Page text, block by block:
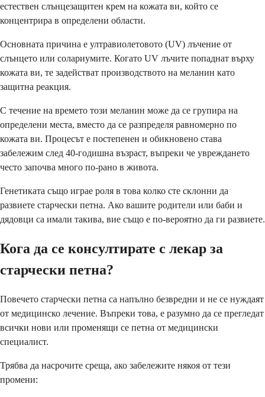
естествен слънцезащитен крем на кожата ви, който се
концентрира в определени области.
Основната причина е ултравиолетовото (UV) лъчение от
слънцето или солариумите. Когато UV лъчите попаднат върху
кожата ви, те задействат производството на меланин като
защитна реакция.
С течение на времето този меланин може да се групира на
определени места, вместо да се разпределя равномерно по
кожата ви. Процесът е постепенен и обикновено става
забележим след 40-годишна възраст, въпреки че увреждането
често започва много по-рано в живота.
Генетиката също играе роля в това колко сте склонни да
развиете старчески петна. Ако вашите родители или баби и
дядовци са имали такива, вие също е по-вероятно да ги развиете.
Кога да се консултирате с лекар за
старчески петна?
Повечето старчески петна са напълно безвредни и не се нуждаят
от медицинско лечение. Въпреки това, е разумно да се прегледат
всички нови или променящи се петна от медицински
специалист.
Трябва да насрочите среща, ако забележите някоя от тези
промени: